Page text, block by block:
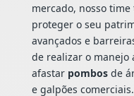
mercado, nosso
proteger o seu
avançados e
de realizar o manejo
afastar pombosde
e galpões